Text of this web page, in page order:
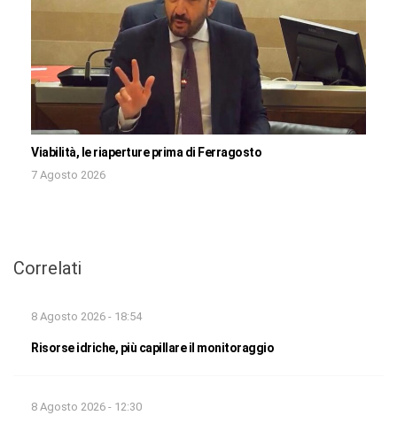
Viabilità, le riaperture prima di Ferragosto
7 Agosto 2026
Correlati
8 Agosto 2026 - 18:54
Risorse idriche, più capillare il monitoraggio
8 Agosto 2026 - 12:30